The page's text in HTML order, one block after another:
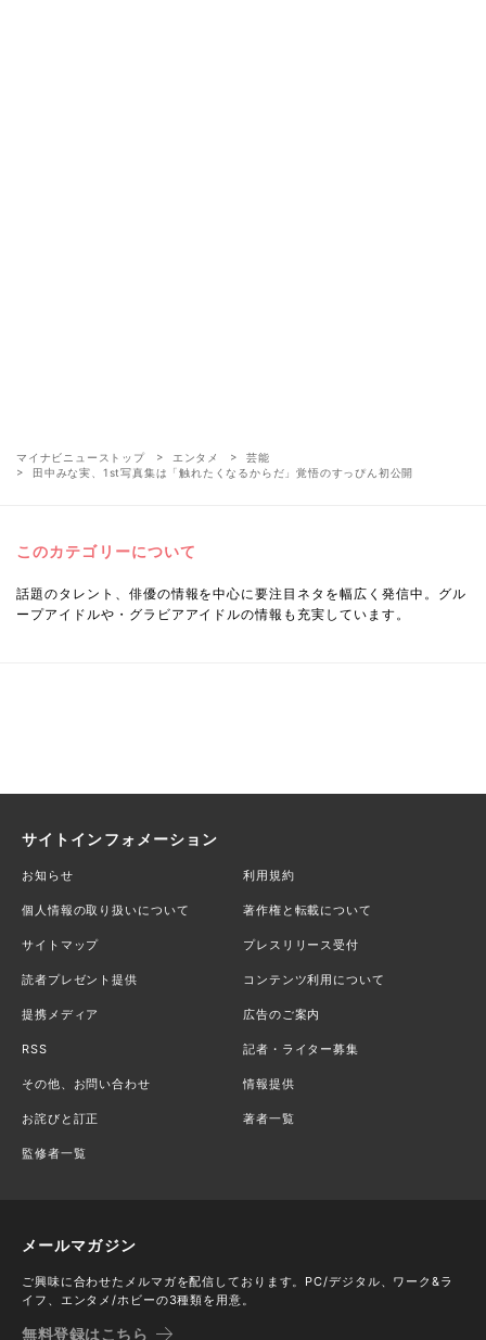
マイナビニューストップ エンタメ
芸能
田中みな実、1st写真集は「触れたくなるからだ」覚悟のすっぴん初公開
このカテゴリーについて
話題のタレント、俳優の情報を中心に要注目ネタを幅広く発信中。グル
ープアイドルや・グラビアアイドルの情報も充実しています。
サイトインフォメーション
お知らせ 利用規約
個人情報の取り扱いについて 著作権と転載について
サイトマップ プレスリリース受付
読者プレゼント提供 コンテンツ利用について
提携メディア 広告のご案内
RSS 記者・ライター募集
その他、お問い合わせ 情報提供
お詫びと訂正 著者一覧
監修者一覧
メールマガジン
ご興味に合わせたメルマガを配信しております。PC/デジタル、ワーク&ラ
イフ、エンタメ/ホビーの3種類を用意。
無料登録はこちら